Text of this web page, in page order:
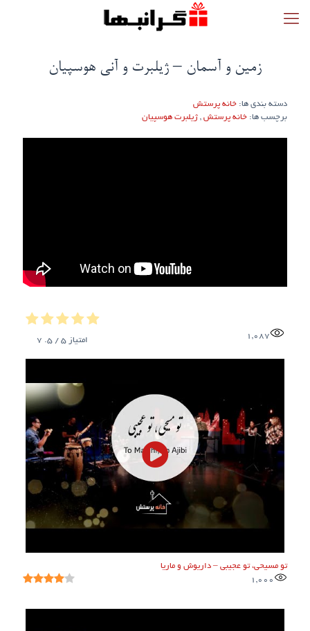
زمین و آسمان – ژیلبرت و آنی هوسپیان
دسته بندی ها: خانه پرستش
برچسب ها: خانه پرستش , ژیلبرت هوسپیان
1,087 امتیاز 5
/ 5.
7
تو مسیحی، تو عجیبی – داریوش و ماریا
1,000